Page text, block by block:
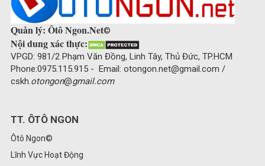
Quản lý: Ôtô Ngon.Net©
Nội dung xác thực:
VPGD: 981/2 Phạm Văn Đồng, Linh Tây, Thủ Đức, TP.HCM
Phone:0975.115.915 - Email: otongon.net@gmail.com /
cskh.otongon@gmail.com
TT. ÔTÔ NGON
Ôtô Ngon©
Lĩnh Vực Hoạt Động